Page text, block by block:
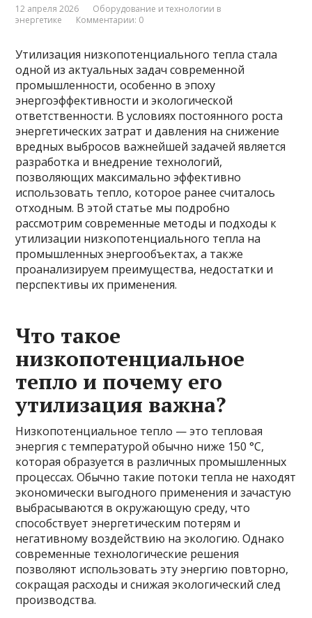
12 апреля 2026
Оборудование и технологии в
энергетике
Комментарии: 0
Утилизация низкопотенциального тепла стала
одной из актуальных задач современной
промышленности, особенно в эпоху
энергоэффективности и экологической
ответственности. В условиях постоянного роста
энергетических затрат и давления на снижение
вредных выбросов важнейшей задачей является
разработка и внедрение технологий,
позволяющих максимально эффективно
использовать тепло, которое ранее считалось
отходным. В этой статье мы подробно
рассмотрим современные методы и подходы к
утилизации низкопотенциального тепла на
промышленных энергообъектах, а также
проанализируем преимущества, недостатки и
перспективы их применения.
Что такое
низкопотенциальное
тепло и почему его
утилизация важна?
Низкопотенциальное тепло — это тепловая
энергия с температурой обычно ниже 150 °C,
которая образуется в различных промышленных
процессах. Обычно такие потоки тепла не находят
экономически выгодного применения и зачастую
выбрасываются в окружающую среду, что
способствует энергетическим потерям и
негативному воздействию на экологию. Однако
современные технологические решения
позволяют использовать эту энергию повторно,
сокращая расходы и снижая экологический след
производства.